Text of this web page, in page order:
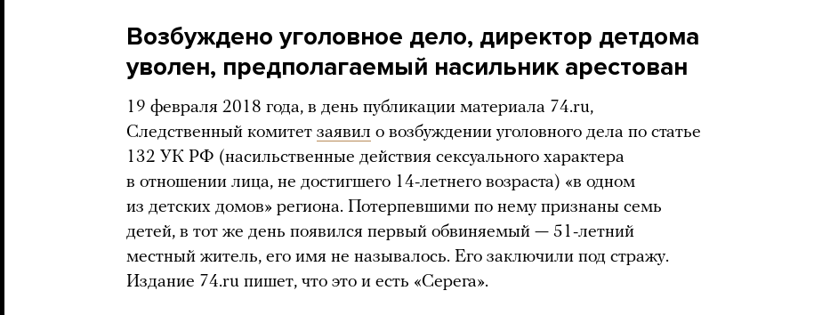
Возбуждено уголовное дело, директор детдома
уволен, предполагаемый насильник арестован
19 февраля 2018 года, в день публикации материала 74.ru,
Следственный комитет заявил о возбуждении уголовного дела по статье
132 УК РФ (насильственные действия сексуального характера
в отношении лица, не достигшего 14-летнего возраста) «в одном
из детских домов» региона. Потерпевшими по нему признаны семь
детей, в тот же день появился первый обвиняемый — 51-летний
местный житель, его имя не называлось. Его заключили под стражу.
Издание 74.ru пишет, что это и есть «Серега».